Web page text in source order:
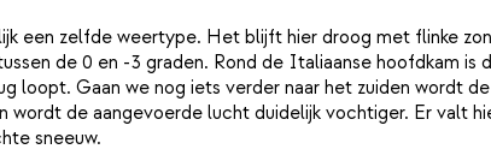
een zelfde weertype. Het blijft hier droog met flinke
de 0 en -3 graden. Rond de Italiaanse hoofdkam is
loopt. Gaan we nog iets verder naar het zuiden wordt
wordt de aangevoerde lucht duidelijk vochtiger. Er valt
sneeuw.